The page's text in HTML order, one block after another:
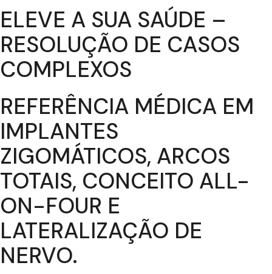
ELEVE A SUA SAÚDE –
RESOLUÇÃO DE CASOS
COMPLEXOS
REFERÊNCIA MÉDICA EM
IMPLANTES
ZIGOMÁTICOS, ARCOS
TOTAIS, CONCEITO ALL-
ON-FOUR E
LATERALIZAÇÃO DE
NERVO.